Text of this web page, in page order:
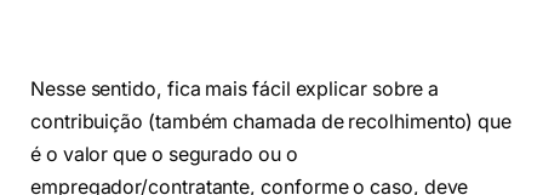
Nesse sentido, fica mais fácil explicar sobre a
contribuição (também chamada de recolhimento) que
é o valor que o segurado ou o
empregador/contratante, conforme o caso, deve